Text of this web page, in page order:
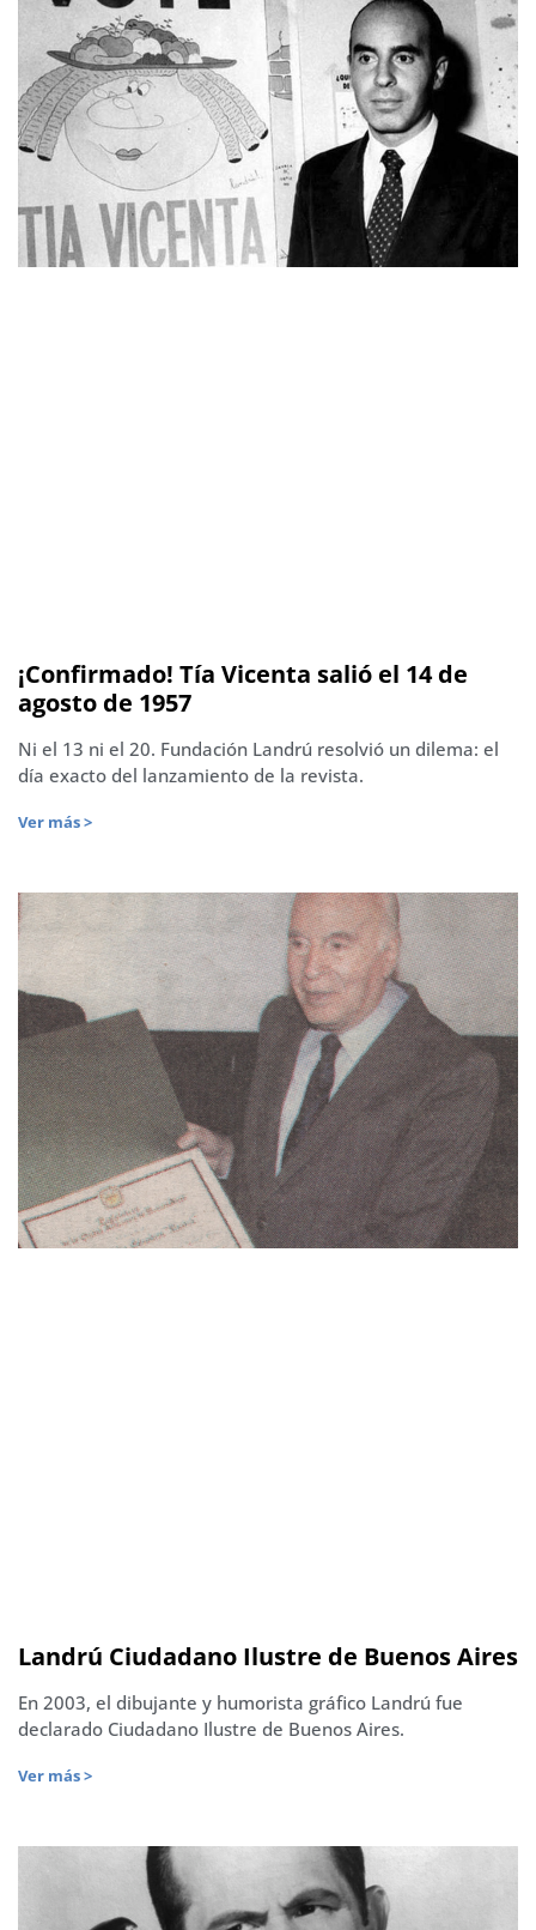
¡Confirmado! Tía Vicenta salió el 14 de
agosto de 1957
Ni el 13 ni el 20. Fundación Landrú resolvió un dilema: el
día exacto del lanzamiento de la revista.
Ver más >
Landrú Ciudadano Ilustre de Buenos Aires
En 2003, el dibujante y humorista gráfico Landrú fue
declarado Ciudadano Ilustre de Buenos Aires.
Ver más >